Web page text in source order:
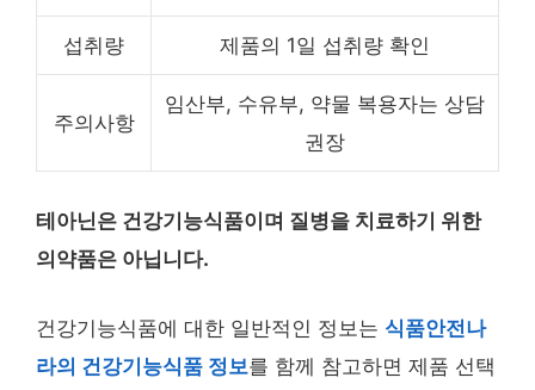
섭취량 제품의 1일 섭취량 확인
주의사항
임산부, 수유부, 약물 복용자는 상담
권장
테아닌은 건강기능식품이며 질병을 치료하기 위한
의약품은 아닙니다.
건강기능식품에 대한 일반적인 정보는 식품안전나
라의 건강기능식품 정보를 함께 참고하면 제품 선택